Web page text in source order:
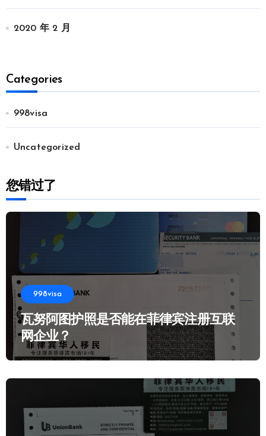
2020 年 2 月
Categories
998visa
Uncategorized
您错过了
998visa
瓦努阿图护照是否能在菲律宾注册互联
网企业？